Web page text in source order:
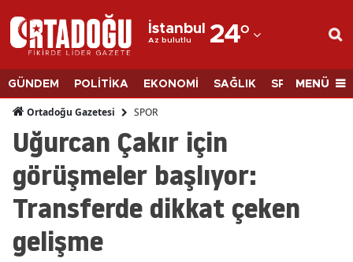
İstanbul
Az bulutlu 24°
Adana
Adıyaman
Ağrı
Amasya
Ankara
GÜNDEM POLİTİKA EKONOMİ SAĞLIK SPORMENÜ
Ortadoğu Gazetesi SPOR
Uğurcan Çakır için
görüşmeler başlıyor:
Transferde dikkat çeken
gelişme